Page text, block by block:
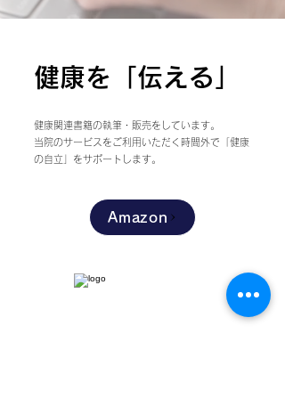
健康を「伝える」
健康関連書籍の執筆・販売をしています。
​当院のサービスをご利用いただく時間外で「健康
の自立」をサポートします。
Amazon